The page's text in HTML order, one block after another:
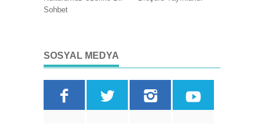
Sohbet
SOSYAL MEDYA